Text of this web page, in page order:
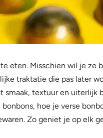
eten. Misschien wil je ze
traktatie die pas later
textuur en uiterlijk
hoe je verse
Zo geniet je op elk